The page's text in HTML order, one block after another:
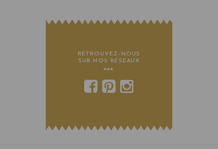
RETROUVEZ-NOUS
SUR NOS RÉSEAUX